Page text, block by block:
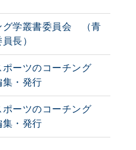
グ学叢書委員会 （青
長）
ポーツのコーチング
・発行
ポーツのコーチング
・発行